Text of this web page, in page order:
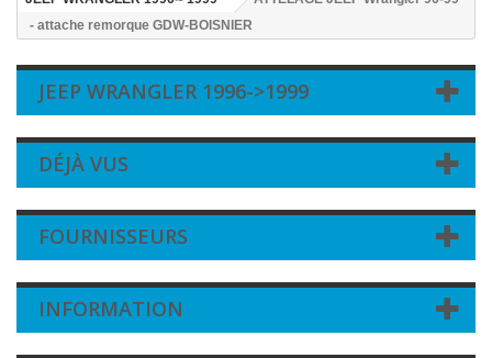
- attache remorque GDW-BOISNIER
JEEP WRANGLER 1996->1999
DÉJÀ VUS
FOURNISSEURS
INFORMATION